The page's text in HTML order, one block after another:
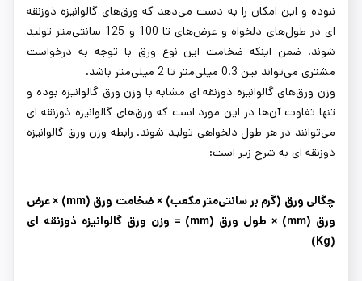
نبوده و این امکان را به دست می‌دهد که ورق‌های گالوانیزه ذوزنقه
ای در طول‌های دلخواه و عرض‌های تا 100 و 125 سانتی‌متر تولید
شوند. ضمن اینکه ضخامت این نوع ورق با توجه به درخواست
مشتری می‌تواند بین 0.3 میلی‌متر تا 2 میلی‌متر باشد.
وزن ورق‌های گالوانیزه ذوزنقه ای مشابه با وزن ورق گالوانیزه بوده و
تنها تفاوت آن‌ها در این مورد است که ورق‌های گالوانیزه ذوزنقه ای
می‌توانند در هر طول دلخواهی تولید شوند. رابطه وزن ورق گالوانیزه
ذوزنقه ای به شرح زیر است:
چگالی ورق (گرم بر سانتی‌متر مکعب) × ضخامت ورق (mm) × عرض
ورق (mm) × طول ورق (mm) = وزن ورق گالوانیزه ذوزنقه ای
(Kg)